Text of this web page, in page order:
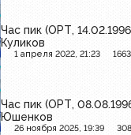
Час пик (ОРТ,
Куликов
1 апреля 2022, 21:23 1663
Час пик (ОРТ,
Юшенков
26 ноября 2025, 19:39 308